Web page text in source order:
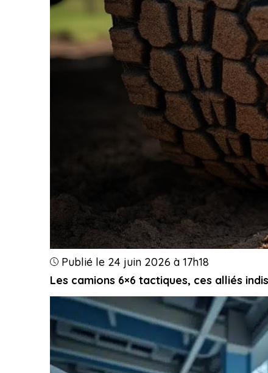
Les camions 6×6 tactiques, ces alliés
Publié le 24 juin 2026 à 17h18